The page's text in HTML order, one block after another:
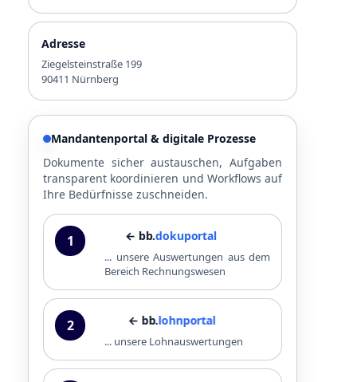
Adresse
Ziegelsteinstraße 199
90411 Nürnberg
Mandantenportal & digitale Prozesse
Dokumente sicher austauschen, Aufgaben
transparent koordinieren und Workflows auf
Ihre Bedürfnisse zuschneiden.
1 ← bb. dokuportal
... unsere Auswertungen aus dem
Bereich Rechnungswesen
2 ← bb.lohnportal
... unsere Lohnauswertungen